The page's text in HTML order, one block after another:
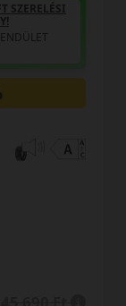
SZERELÉSI